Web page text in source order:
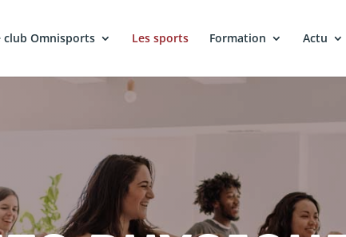
club Omnisports Les sports Formation Actu